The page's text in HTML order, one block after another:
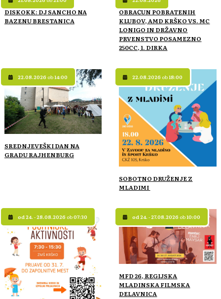
DISKOKK: DJ SANCHO NA
BAZENU BRESTANICA
OBRAČUN POBRATENIH
KLUBOV, AMD KRŠKO VS. MC
LONIGO IN DRŽAVNO
PRVENSTVO POSAMEZNO
250CC, 1. DIRKA
22.08.2026 ob14:00
SREDNJEVEŠKI DAN NA
GRADU RAJHENBURG
22.08.2026 ob18:00
SOBOTNO DRUŽENJE Z
MLADIMI
od 24. - 28.08.2026 ob07:30 od 24. - 27.08.2026 ob10:00
MFD 26, REGIJSKA
MLADINSKA FILMSKA
DELAVNICA